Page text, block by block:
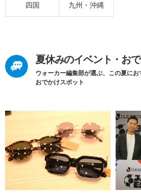
四国 九州・沖縄
夏休みのイベント・お
ウォーカー編集部が選ぶ、この夏に
おでかけスポット